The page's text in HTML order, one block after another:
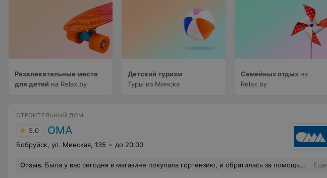
Развлекательные места
для детей на Relax.by
Детский туризм
Туры из Минска
Семейных отдых на
Relax.by
СТРОИТЕЛЬНЫЙ ДОМ
5.0 ОМА
Бобруйск, ул. Минская, 135 до 20:00
Отзыв. Была у вас сегодня в магазине покупала гортензию, и обратилась за помощью консультанту Дмитрию очень хорошо проконсультировал, рассказал и все объяснил. Очень благодарна что есть такие сотрудники. Надеюсь у него достойная зарплата. Еще